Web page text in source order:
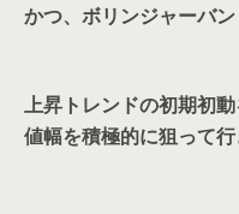
かつ、ボリンジャーバン
上昇トレンドの初期初動
値幅を積極的に狙って行